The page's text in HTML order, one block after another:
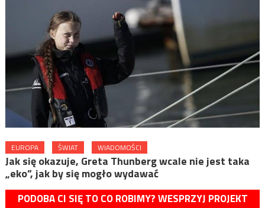
EUROPA ŚWIAT WIADOMOŚCI
Jak się okazuje, Greta Thunberg wcale nie jest taka
„eko”, jak by się mogło wydawać
PODOBA CI SIĘ TO CO ROBIMY? WESPRZYJ PROJEKT